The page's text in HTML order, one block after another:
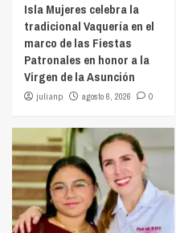
Isla Mujeres celebra la
tradicional Vaquería en el
marco de las Fiestas
Patronales en honor a la
Virgen de la Asunción
julianp agosto 6, 2026 0